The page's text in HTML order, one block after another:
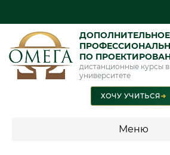
ДОПОЛНИТЕЛЬНОЕ
ПО
дистанционные курсы
университете
ХОЧУ УЧИТЬСЯ➜
Меню